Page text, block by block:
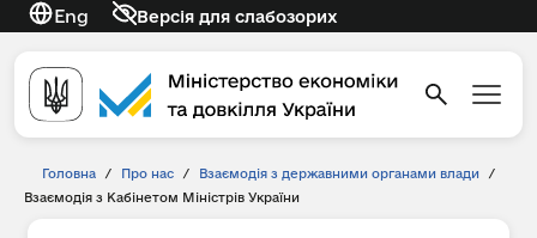
Eng Версія для слабозорих
Головна / Про нас / Взаємодія з державними органами влади
/
Взаємодія з Кабінетом Міністрів України